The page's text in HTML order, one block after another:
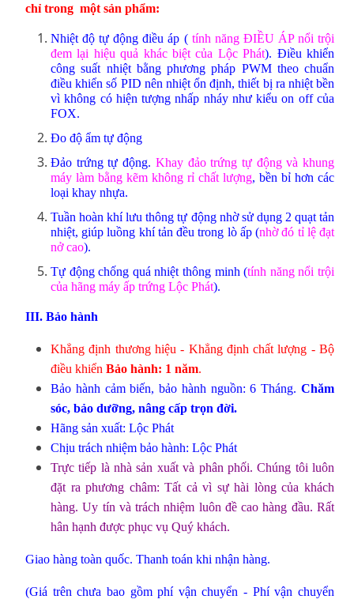
chỉ trong một sản phẩm:
Nhiệt độ tự động điều áp ( tính năng ĐIỀU ÁP nổi trội
đem lại hiệu quả khác biệt của Lộc Phát). Điều khiển
công suất nhiệt bằng phương pháp PWM theo chuẩn
điều khiển số PID nên nhiệt ổn định, thiết bị ra nhiệt bền
vì không có hiện tượng nhấp nháy như kiểu on off của
FOX.
Đo độ ẩm tự động
Đảo trứng tự động. Khay đảo trứng tự động và khung
máy làm bằng kẽm không rỉ chất lượng, bền bỉ hơn các
loại khay nhựa.
Tuần hoàn khí lưu thông tự động nhờ sử dụng 2 quạt tản
nhiệt, giúp luồng khí tản đều trong lò ấp (nhờ đó tỉ lệ đạt
nở cao).
Tự động chống quá nhiệt thông minh (tính năng nổi trội
của hãng máy ấp trứng Lộc Phát).
III. Bảo hành
Khẳng định thương hiệu - Khẳng định chất lượng - Bộ
điều khiển Bảo hành: 1 năm.
Bảo hành cảm biến, bảo hành nguồn: 6 Tháng. Chăm
sóc, bảo dưỡng, nâng cấp trọn đời.
Hãng sản xuất: Lộc Phát
Chịu trách nhiệm bảo hành: Lộc Phát
Trực tiếp là nhà sản xuất và phân phối. Chúng tôi luôn
đặt ra phương châm: Tất cả vì sự hài lòng của khách
hàng. Uy tín và trách nhiệm luôn đề cao hàng đầu. Rất
hân hạnh được phục vụ Quý khách.
Giao hàng toàn quốc. Thanh toán khi nhận hàng.
(Giá trên chưa bao gồm phí vận chuyển - Phí vận chuyển